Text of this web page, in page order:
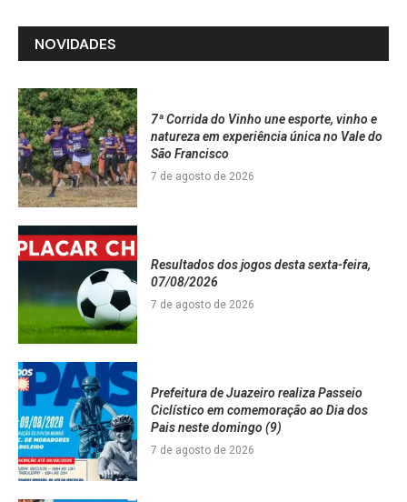
NOVIDADES
7ª Corrida do Vinho une esporte, vinho e
natureza em experiência única no Vale do
São Francisco
7 de agosto de 2026
Resultados dos jogos desta sexta-feira,
07/08/2026
7 de agosto de 2026
Prefeitura de Juazeiro realiza Passeio
Ciclístico em comemoração ao Dia dos
Pais neste domingo (9)
7 de agosto de 2026